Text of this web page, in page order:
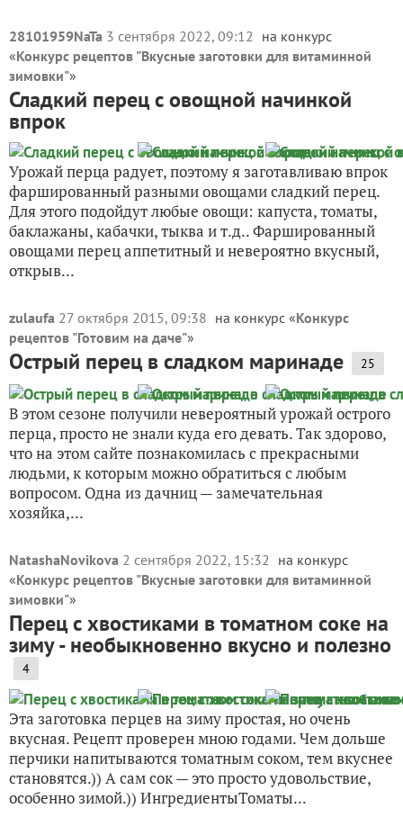
28101959NaTa 3 сентября 2022, 09:12 на конкурс
«Конкурс рецептов "Вкусные заготовки для витаминной
зимовки"»
Сладкий перец с овощной начинкой
впрок
Урожай перца радует, поэтому я заготавливаю впрок
фаршированный разными овощами сладкий перец.
Для этого подойдут любые овощи: капуста, томаты,
баклажаны, кабачки, тыква и т.д.. Фаршированный
овощами перец аппетитный и невероятно вкусный,
открыв...
zulaufa 27 октября 2015, 09:38 на конкурс «Конкурс
рецептов "Готовим на даче"»
Острый перец в сладком маринаде 25
В этом сезоне получили невероятный урожай острого
перца, просто не знали куда его девать. Так здорово,
что на этом сайте познакомилась с прекрасными
людьми, к которым можно обратиться с любым
вопросом. Одна из дачниц — замечательная
хозяйка,...
NatashaNovikova 2 сентября 2022, 15:32 на конкурс
«Конкурс рецептов "Вкусные заготовки для витаминной
зимовки"»
Перец с хвостиками в томатном соке на
зиму - необыкновенно вкусно и полезно
4
Эта заготовка перцев на зиму простая, но очень
вкусная. Рецепт проверен мною годами. Чем дольше
перчики напитываются томатным соком, тем вкуснее
становятся.)) А сам сок — это просто удовольствие,
особенно зимой.)) ИнгредиентыТоматы...